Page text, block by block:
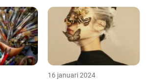
16 januari 2024